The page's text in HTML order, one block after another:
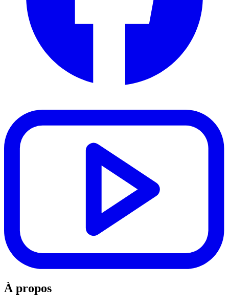
À propos